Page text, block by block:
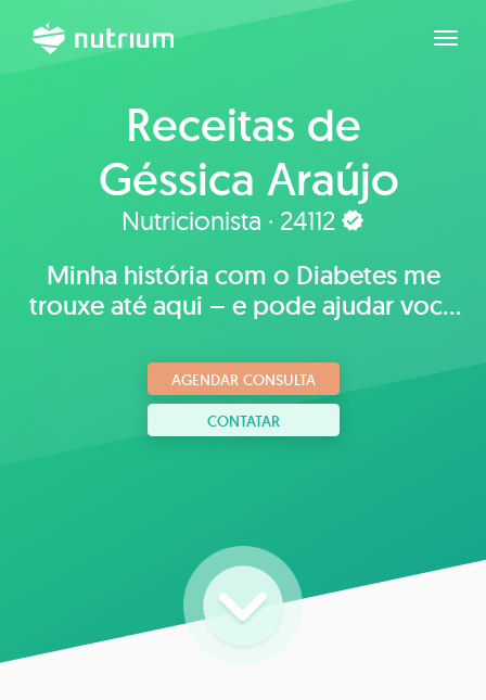
Receitas de
Géssica Araújo
Nutricionista · 24112
Minha história com o Diabetes me
trouxe até aqui – e pode ajudar você
AGENDAR CONSULTA
CONTATAR